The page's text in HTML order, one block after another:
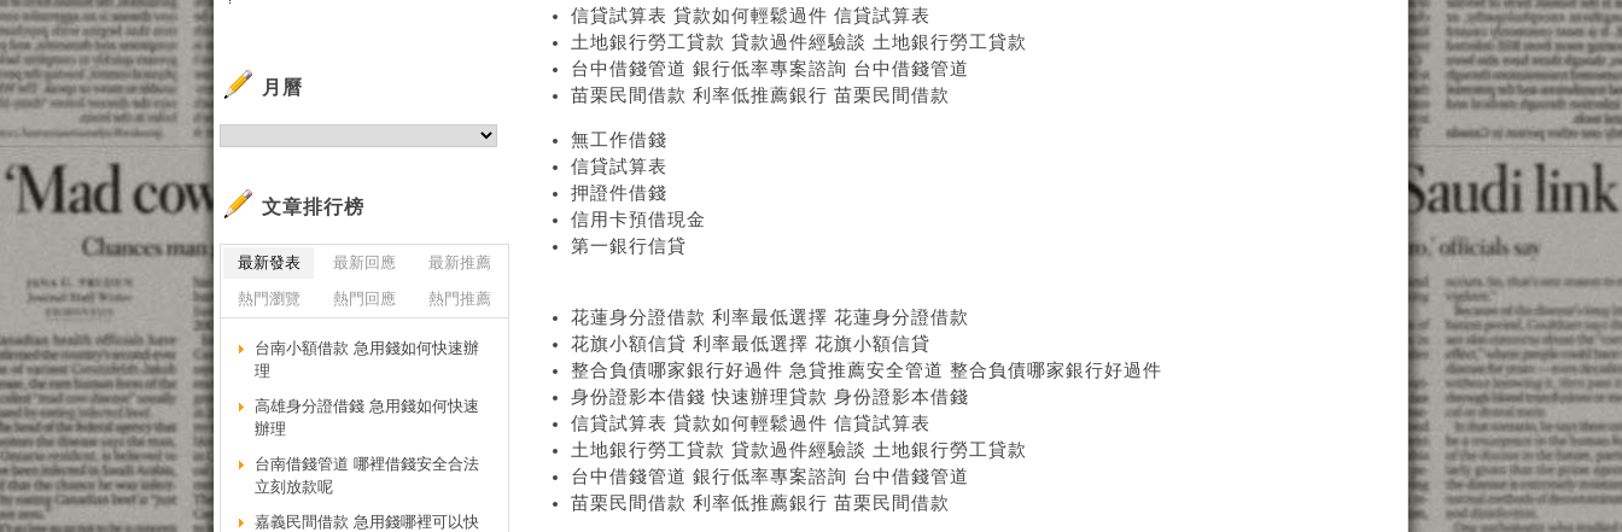
信貸試算表 貸款如何輕鬆過件 信貸試算表
土地銀行勞工貸款 貸款過件經驗談 土地銀行勞工貸款
台中借錢管道 銀行低率專案諮詢 台中借錢管道
苗栗民間借款 利率低推薦銀行 苗栗民間借款
無工作借錢
信貸試算表
押證件借錢
信用卡預借現金
第一銀行信貸
花蓮身分證借款 利率最低選擇 花蓮身分證借款
花旗小額信貸 利率最低選擇 花旗小額信貸
整合負債哪家銀行好過件 急貸推薦安全管道 整合負債哪家銀行好過件
身份證影本借錢 快速辦理貸款 身份證影本借錢
信貸試算表 貸款如何輕鬆過件 信貸試算表
土地銀行勞工貸款 貸款過件經驗談 土地銀行勞工貸款
台中借錢管道 銀行低率專案諮詢 台中借錢管道
苗栗民間借款 利率低推薦銀行 苗栗民間借款
月曆
文章排行榜
最新發表 最新回應
最新推薦
熱門瀏覽
熱門回應 熱門推薦
台南小額借款 急用錢如何快速辦
理
高雄身分證借錢 急用錢如何快速
辦理
台南借錢管道 哪裡借錢安全合法
立刻放款呢
嘉義民間借款 急用錢哪裡可以快